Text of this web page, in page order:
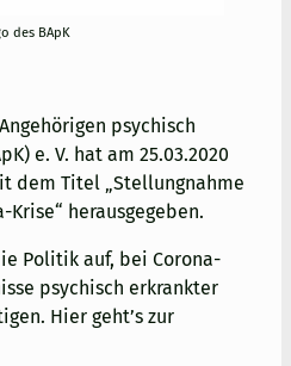
des BApK
psychisch
e. V. hat am 25.03.2020
dem Titel „Stellungnahme
Krise“ herausgegeben.
Politik auf, bei Corona-
psychisch erkrankter
Hier geht’s zur